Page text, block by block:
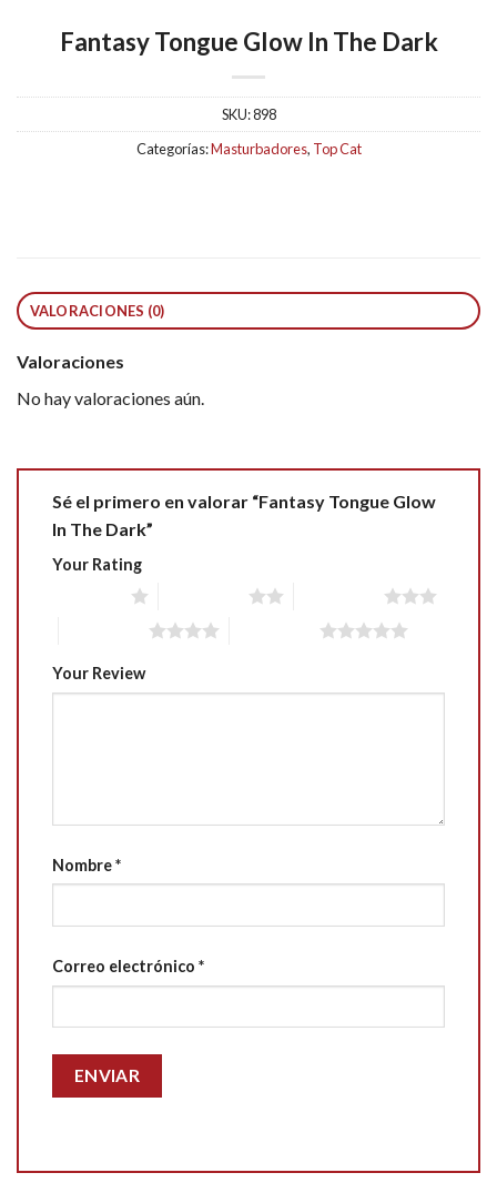
Fantasy Tongue Glow In The Dark
SKU:898
Categorías:Masturbadores, Top Cat
VALORACIONES (0)
Valoraciones
No hay valoraciones aún.
Sé el primero en valorar “Fantasy Tongue Glow
In The Dark”
Your Rating
Your Review
Nombre*
Correo electrónico *